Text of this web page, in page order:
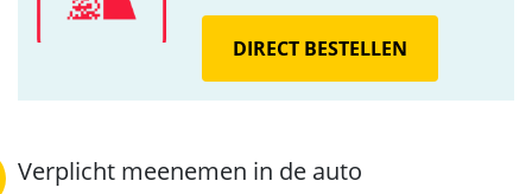
DIRECT BESTELLEN
Verplicht meenemen in de auto